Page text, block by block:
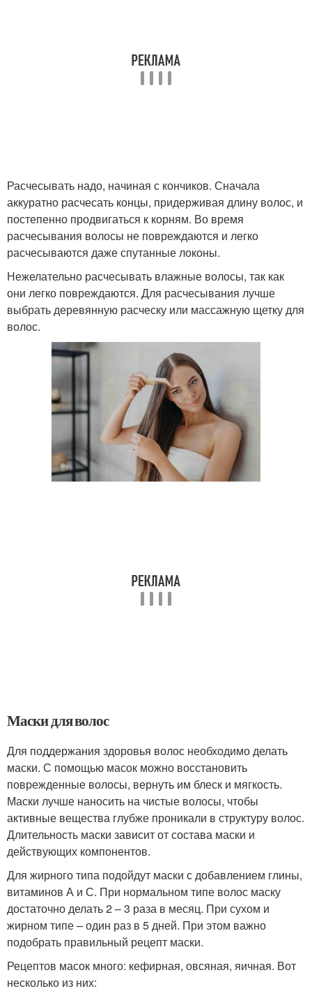
Расчесывать надо, начиная с кончиков. Сначала
аккуратно расчесать концы, придерживая длину волос, и
постепенно продвигаться к корням. Во время
расчесывания волосы не повреждаются и легко
расчесываются даже спутанные локоны.
Нежелательно расчесывать влажные волосы, так как
они легко повреждаются. Для расчесывания лучше
выбрать деревянную расческу или массажную щетку для
волос.
Маски для волос
Для поддержания здоровья волос необходимо делать
маски. С помощью масок можно восстановить
поврежденные волосы, вернуть им блеск и мягкость.
Маски лучше наносить на чистые волосы, чтобы
активные вещества глубже проникали в структуру волос.
Длительность маски зависит от состава маски и
действующих компонентов.
Для жирного типа подойдут маски с добавлением глины,
витаминов А и С. При нормальном типе волос маску
достаточно делать 2 – 3 раза в месяц. При сухом и
жирном типе – один раз в 5 дней. При этом важно
подобрать правильный рецепт маски.
Рецептов масок много: кефирная, овсяная, яичная. Вот
несколько из них: